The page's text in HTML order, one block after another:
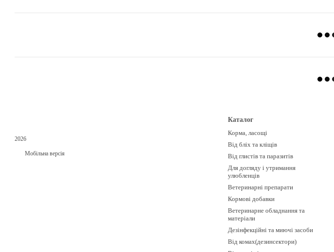
2026
Мобільна версія
Каталог
Корма, ласощі
Від бліх та кліщів
Від глистів та паразитів
Для догляду і утримання
улюбленців
Ветеринарні препарати
Кормові добавки
Ветеринарне обладнання та
матеріали
Дезінфекційні та миючі засоби
Від комах(дезинсектори)